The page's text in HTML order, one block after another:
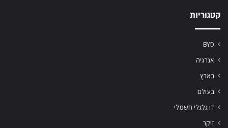
קטגוריות
BYD
אנרגיה
בארץ
בעולם
דו גלגלי חשמלי
זיקר